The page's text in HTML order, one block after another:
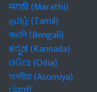
मराठी (Marathi)
தமிழ் (Tamil)
বাঙালি (Bengali)
ಕನ್ನಡ (Kannada)
ଓଡିଆ (Odia)
অসমীয়া (Asomiya)